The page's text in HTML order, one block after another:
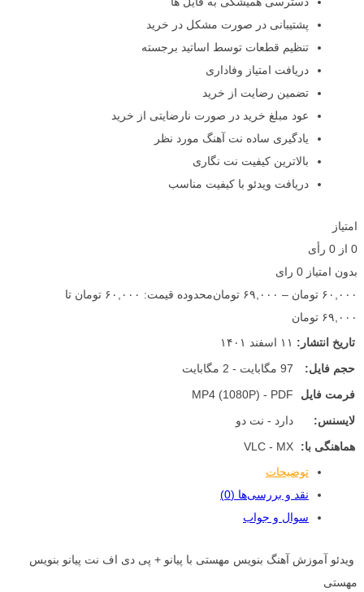
پشتیبانی در صورت مشکل در خرید
تنظیم قطعات توسط اساتید برجسته
دریافت امتیاز وفاداری
تضمین رضایت از خرید
عود مبلغ خرید در صورت نارضایتی از خرید
یادگیری ساده نت آهنگ مورد نظر
بالاترین کیفیت نت نگاری
دریافت ویدئو با کیفیت مناسب
امتیاز
0 از 0 رأی
بدون امتیاز 0 رای
۶۰,۰۰۰ تومان – ۶۹,۰۰۰ تومان
محدوده قیمت: ۶۰,۰۰۰ تومان تا
۶۹,۰۰۰ تومان
تاریخ انتشار: ۱۱ اسفند ۱۴۰۱
حجم فایل:
97 مگابایت - 2 مگابایت
فرمت فایل
MP4 (1080P) - PDF
لایسنس:
دارد - نت دو
هماهنگی با:
VLC - MX
توضیحات
نقد و بررسی‌ها (0)
سوال و جواب
ویدئو آموزش آهنگ بنویس مهستی با پیانو + پی دی اف نت پیانو بنویس
مهستی